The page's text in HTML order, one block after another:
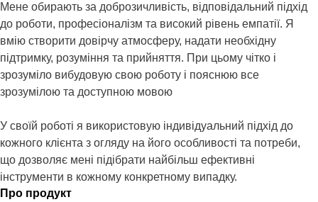
Мене обирають за доброзичливість, відповідальний підхід
до роботи, професіоналізм та високий рівень емпатії. Я
вмію створити довірчу атмосферу, надати необхідну
підтримку, розуміння та прийняття. При цьому чітко і
зрозуміло вибудовую свою роботу і пояснюю все
зрозумілою та доступною мовою
У своїй роботі я використовую індивідуальний підхід до
кожного клієнта з огляду на його особливості та потреби,
що дозволяє мені підібрати найбільш ефективні
інструменти в кожному конкретному випадку.
Про продукт